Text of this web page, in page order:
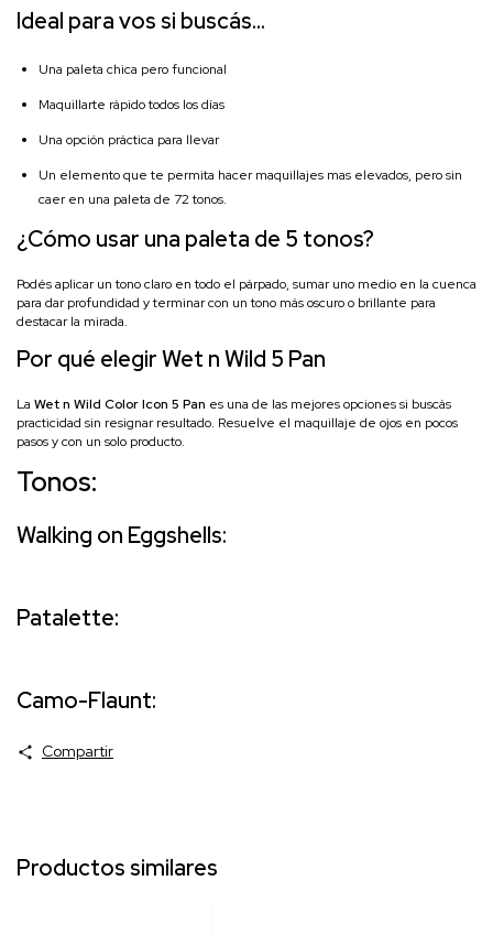
Ideal para vos si buscás...
Una paleta chica pero funcional
Maquillarte rápido todos los días
Una opción práctica para llevar
Un elemento que te permita hacer maquillajes mas elevados, pero sin
caer en una paleta de 72 tonos.
¿Cómo usar una paleta de 5 tonos?
Podés aplicar un tono claro en todo el párpado, sumar uno medio en la cuenca
para dar profundidad y terminar con un tono más oscuro o brillante para
destacar la mirada.
Por qué elegir Wet n Wild 5 Pan
La Wet n Wild Color Icon 5 Pan es una de las mejores opciones si buscás
practicidad sin resignar resultado. Resuelve el maquillaje de ojos en pocos
pasos y con un solo producto.
Tonos:
Walking on Eggshells:
Patalette:
Camo-Flaunt:
Compartir
Productos similares